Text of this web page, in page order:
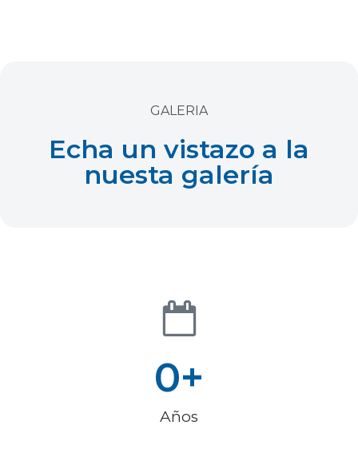
GALERIA
Echa un vistazo a la
nuesta galería
0+
Años